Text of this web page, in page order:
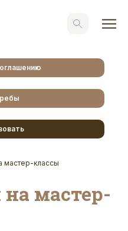
мастер-классы
мастер-